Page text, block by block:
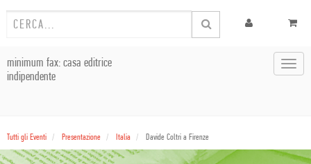
minimum fax: casa editrice
indipendente
Tutti gli Eventi Presentazione Italia Davide Coltri a Firenze